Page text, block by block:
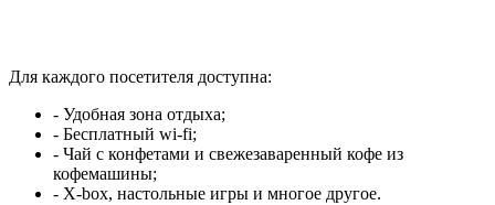
Для каждого посетителя доступна:
- Удобная зона отдыха;
- Бесплатный wi-fi;
- Чай с конфетами и свежезаваренный кофе из
кофемашины;
- X-box, настольные игры и многое другое.